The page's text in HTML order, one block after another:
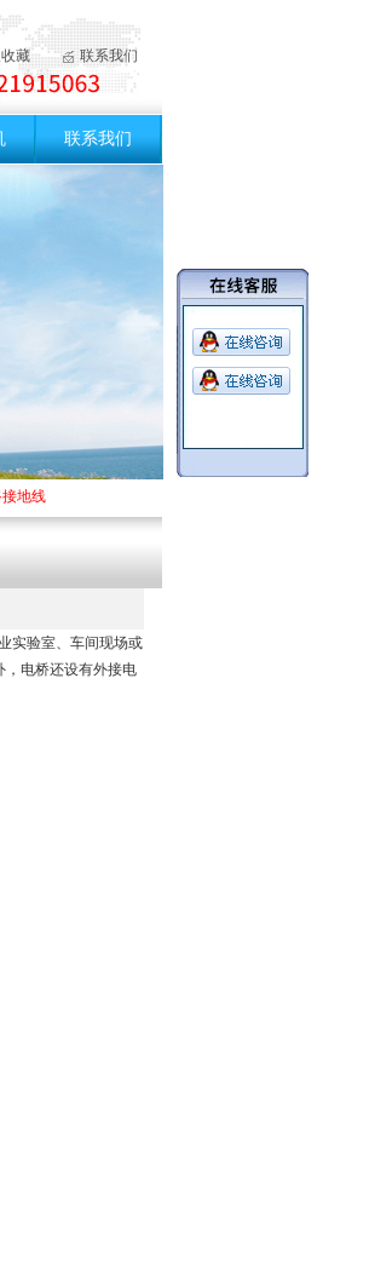
藏 联系我们
联系我们
实验室、车间现场或
，电桥还设有外接电